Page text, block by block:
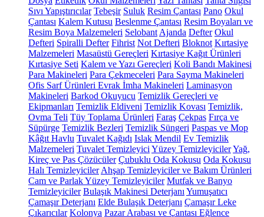
Sıvı Yapıştırıcılar Tebeşir Suluk Resim Çantası Pano Okul
Çantası Kalem Kutusu Beslenme Çantası Resim Boyaları ve
Resim Boya Malzemeleri Selobant Ajanda Defter Okul
Defteri Spiralli Defter Fihrist Not Defteri Bloknot Kırtasiye
Malzemeleri Masaüstü Gereçleri Kırtasiye Kağıt Ürünleri
Kırtasiye Seti Kalem ve Yazı Gereçleri Koli Bandı Makinesi
Para Makineleri Para Çekmeceleri Para Sayma Makineleri
Ofis Sarf Ürünleri Evrak İmha Makineleri Laminasyon
Makineleri Barkod Okuyucu Temizlik Gereçleri ve
Ekipmanları Temizlik Eldiveni Temizlik Kovası Temizlik,
Ovma Teli Tüy Toplama Ürünleri Faraş Çekpas Fırça ve
Süpürge Temizlik Bezleri Temizlik Süngeri Paspas ve Mop
Kâğıt Havlu Tuvalet Kağıdı Islak Mendil Ev Temizlik
Malzemeleri Tuvalet Temizleyici Yüzey TemizleyicilerYağ,
Kireç ve Pas Çözücüler Çubuklu Oda Kokusu Oda Kokusu
Halı Temizleyiciler Ahşap Temizleyiciler ve Bakım Ürünleri
Cam ve Parlak Yüzey Temizleyiciler Mutfak ve Banyo
Temizleyiciler Bulaşık Makinesi Deterjanı Yumuşatıcı
Çamaşır Deterjanı Elde Bulaşık Deterjanı Çamaşır Leke
Çıkarıcılar Kolonya Pazar Arabası ve Çantası Eğlence